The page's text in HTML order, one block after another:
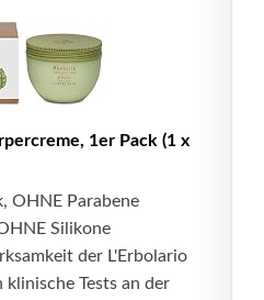
1er Pack (1 x
OHNE Parabene
Silikone
der L'Erbolario
Tests an der